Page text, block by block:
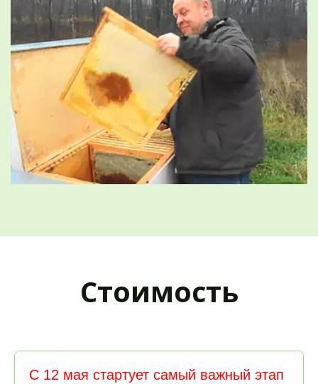
Стоимость
С 12 мая стартует самый важный этап